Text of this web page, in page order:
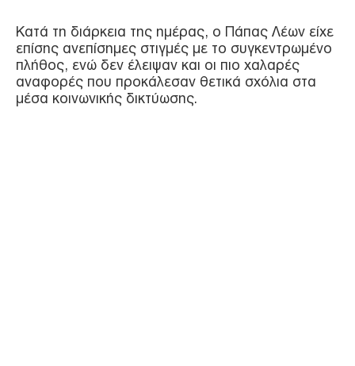
Κατά τη διάρκεια της ημέρας, ο Πάπας Λέων είχε
επίσης ανεπίσημες στιγμές με το συγκεντρωμένο
πλήθος, ενώ δεν έλειψαν και οι πιο χαλαρές
αναφορές που προκάλεσαν θετικά σχόλια στα
μέσα κοινωνικής δικτύωσης.